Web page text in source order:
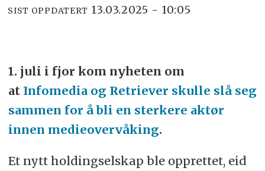
SIST OPPDATERT 13.03.2025 - 10:05
1. juli i fjor kom nyheten om
at Infomedia og Retriever skulle slå seg
sammen for å bli en sterkere aktør
innen medieovervåking.
Et nytt holdingselskap ble opprettet, eid